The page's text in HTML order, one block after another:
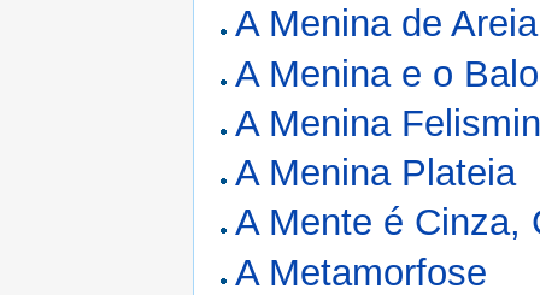
A Menina de Areia
A Menina e o
A Menina
A Menina Plateia
A Mente é Cinza,
A Metamorfose